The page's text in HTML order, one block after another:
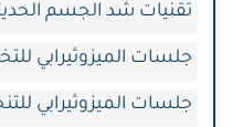
تقنيات شد الجسم
جلسات الميزوثيرابي
جلسات الميزوثيرابي